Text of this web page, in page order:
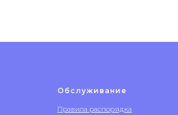
Обслуживание
Правила распорядка